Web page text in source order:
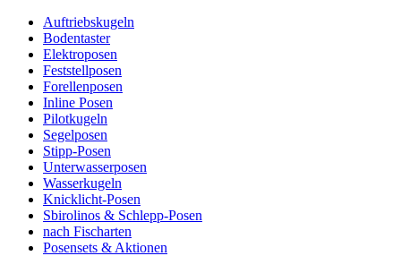
Auftriebskugeln
Bodentaster
Elektroposen
Feststellposen
Forellenposen
Inline Posen
Pilotkugeln
Segelposen
Stipp-Posen
Unterwasserposen
Wasserkugeln
Knicklicht-Posen
Sbirolinos & Schlepp-Posen
nach Fischarten
Posensets & Aktionen